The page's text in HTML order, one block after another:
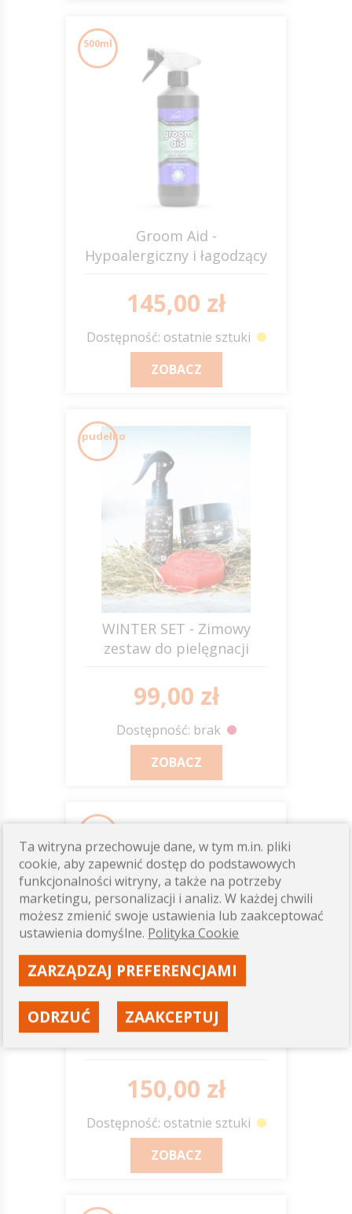
500ml
Groom Aid -
Hypoalergiczny i łagodzący
145,00 zł
Dostępność: ostatnie sztuki
ZOBACZ
pudełko
WINTER SET - Zimowy
zestaw do pielęgnacji
jeździeckiego JUMP IT
99,00 zł
Dostępność: brak
ZOBACZ
Sarco Aid - JUMP IT
150,00 zł
Dostępność: ostatnie sztuki
ZOBACZ
Ta witryna przechowuje dane, w tym m.in. pliki
cookie, aby zapewnić dostęp do podstawowych
funkcjonalności witryny, a także na potrzeby
marketingu, personalizacji i analiz. W każdej chwili
możesz zmienić swoje ustawienia lub zaakceptować
ustawienia domyślne. Polityka Cookie
ZARZĄDZAJ PREFERENCJAMI
ODRZUĆ ZAAKCEPTUJ